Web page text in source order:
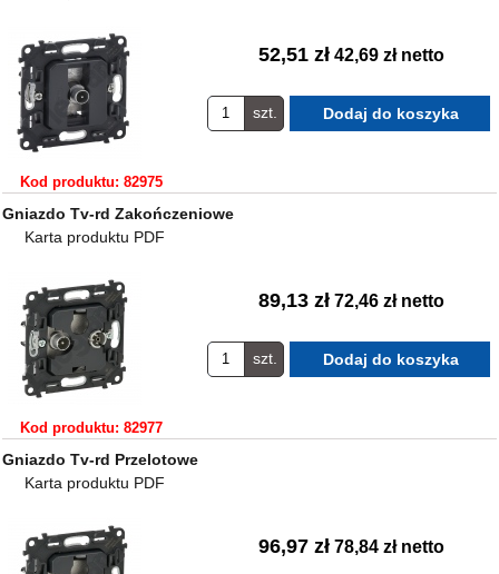
Kod produktu: 82975
52,51 zł 42,69 zł netto
szt.
Gniazdo Tv-rd Zakończeniowe
Karta produktu PDF
Kod produktu: 82977
89,13 zł 72,46 zł netto
szt.
Gniazdo Tv-rd Przelotowe
Karta produktu PDF
96,97 zł 78,84 zł netto